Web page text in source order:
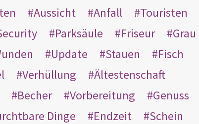
Aussicht Anfall
Touristen
Parksäule Friseur
Grau
Update Stauen
Fisch
Verhüllung
Ältestenschaft
Becher Vorbereitung
Genuss
Dinge Endzeit
Schein